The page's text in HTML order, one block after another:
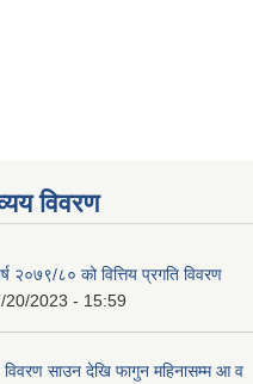
विवरण
२०७९/८० को वित्तिय प्रगति विवरण
20/2023 - 15:59
साउन देखि फागुन महिनासम्म आ व